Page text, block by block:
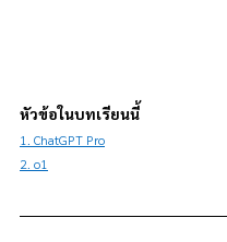
หัวข้อในบทเรียนนี้
1. ChatGPT Pro
2. o1